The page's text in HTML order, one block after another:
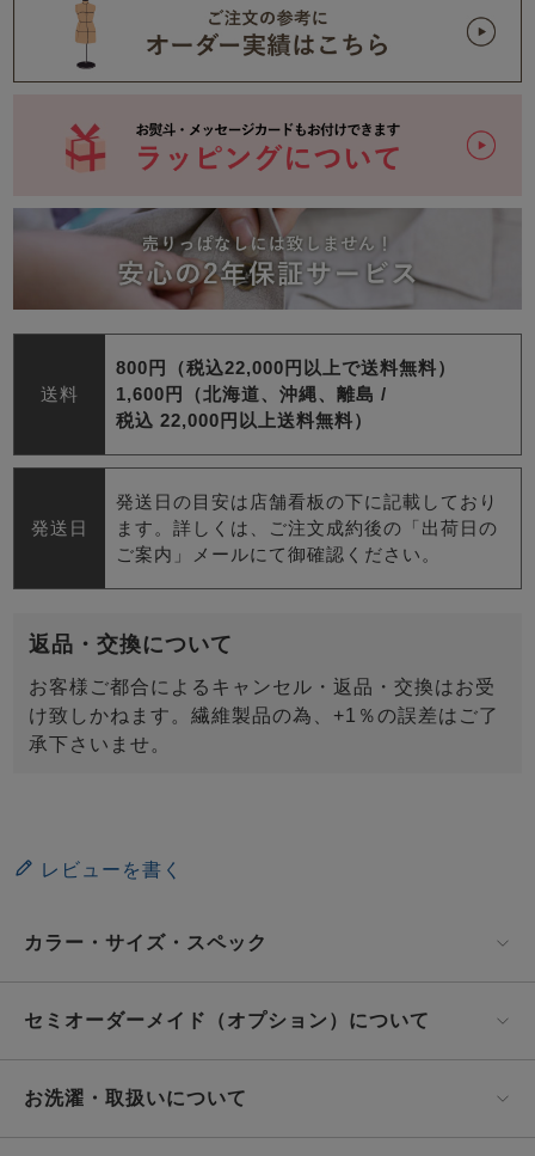
送料
800円（税込22,000円以上で送料無料）
1,600円（北海道、沖縄、離島 /
税込 22,000円以上送料無料）
発送日
発送日の目安は店舗看板の下に記載しており
ます。詳しくは、ご注文成約後の「出荷日の
ご案内」メールにて御確認ください。
返品・交換について
お客様ご都合によるキャンセル・返品・交換はお受
け致しかねます。繊維製品の為、+1％の誤差はご了
承下さいませ。
レビューを書く
カラー・サイズ・スペック
セミオーダーメイド（オプション）について
お洗濯・取扱いについて